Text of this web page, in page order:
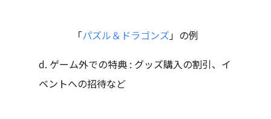
「パズル＆ドラゴンズ」の例
d. ゲーム外での特典 : グッズ購入の割引、イ
ベントへの招待など